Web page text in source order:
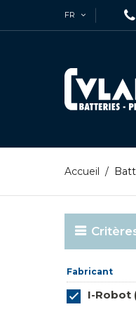
FR
Accueil /
Fabricant
I-Robot